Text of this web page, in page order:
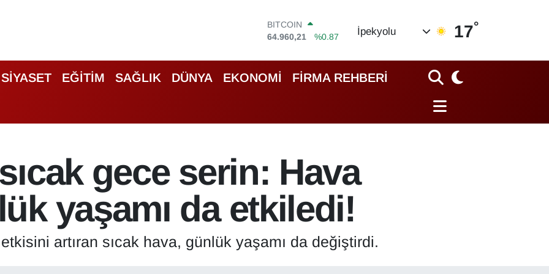
DOLAR
47,7436
%0.18
55,2510
%0.32
STERLİN
64,4811
%0.38
BİST100
64.960,21
İpekyolu 17°
SİYASET EĞİTİM SAĞLIK DÜNYA EKONOMİ FİRMA REHBERİ
gece serin: Hava
yaşamı da etkiledi!
artıran sıcak hava, günlük yaşamı da değiştirdi.